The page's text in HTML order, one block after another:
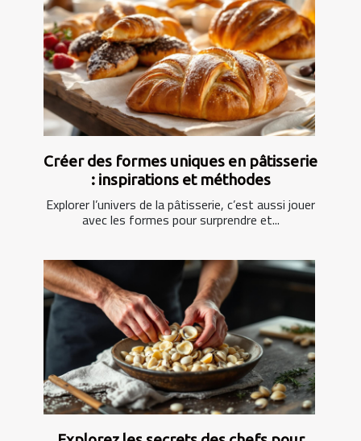
Créer des formes uniques en pâtisserie
: inspirations et méthodes
Explorer l’univers de la pâtisserie, c’est aussi jouer
avec les formes pour surprendre et...